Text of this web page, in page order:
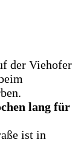
der Viehofer
lang für
ist in